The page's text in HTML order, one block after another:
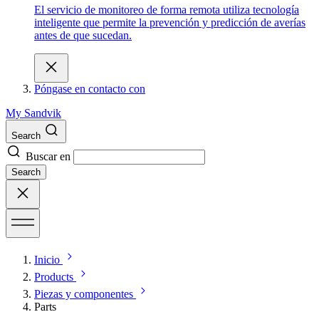
El servicio de monitoreo de forma remota utiliza tecnología
inteligente que permite la prevención y predicción de averías
antes de que sucedan.
Póngase en contacto con
My Sandvik
Search
Buscar en
Search
Inicio
Products
Piezas y componentes
Parts